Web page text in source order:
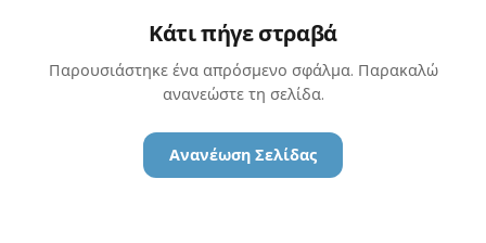
Κάτι πήγε στραβά
Παρουσιάστηκε ένα απρόσμενο σφάλμα. Παρακαλώ
ανανεώστε τη σελίδα.
Ανανέωση Σελίδας